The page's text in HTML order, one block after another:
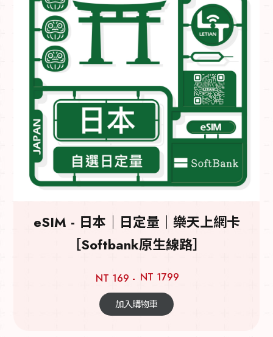
商業合作
聯絡我們
eSIM - 日本｜日定量｜樂天上網卡
［Softbank原生線路］
NT 169 - NT 1799
加入購物車